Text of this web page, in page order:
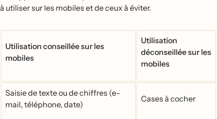
à utiliser sur les mobiles et de ceux à éviter.
Utilisation conseillée sur les
mobiles
Utilisation
déconseillée sur les
mobiles
Saisie de texte ou de chiffres (e-
mail, téléphone, date)
Cases à cocher